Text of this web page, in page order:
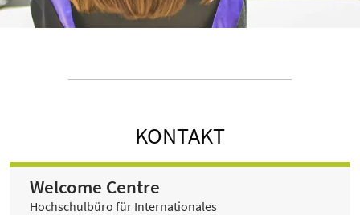
KONTAKT
Welcome Centre
Hochschulbüro für Internationales